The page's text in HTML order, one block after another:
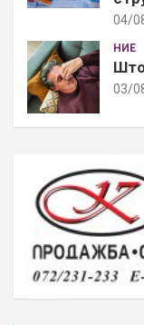
04/
НИЕ
03/